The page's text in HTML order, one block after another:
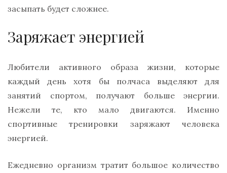
засыпать будет сложнее.
Заряжает энергией
Любители активного образа жизни, которые
каждый день хотя бы полчаса выделяют для
занятий спортом, получают больше энергии.
Нежели те, кто мало двигаются. Именно
спортивные тренировки заряжают человека
энергией.
Ежедневно организм тратит большое количество